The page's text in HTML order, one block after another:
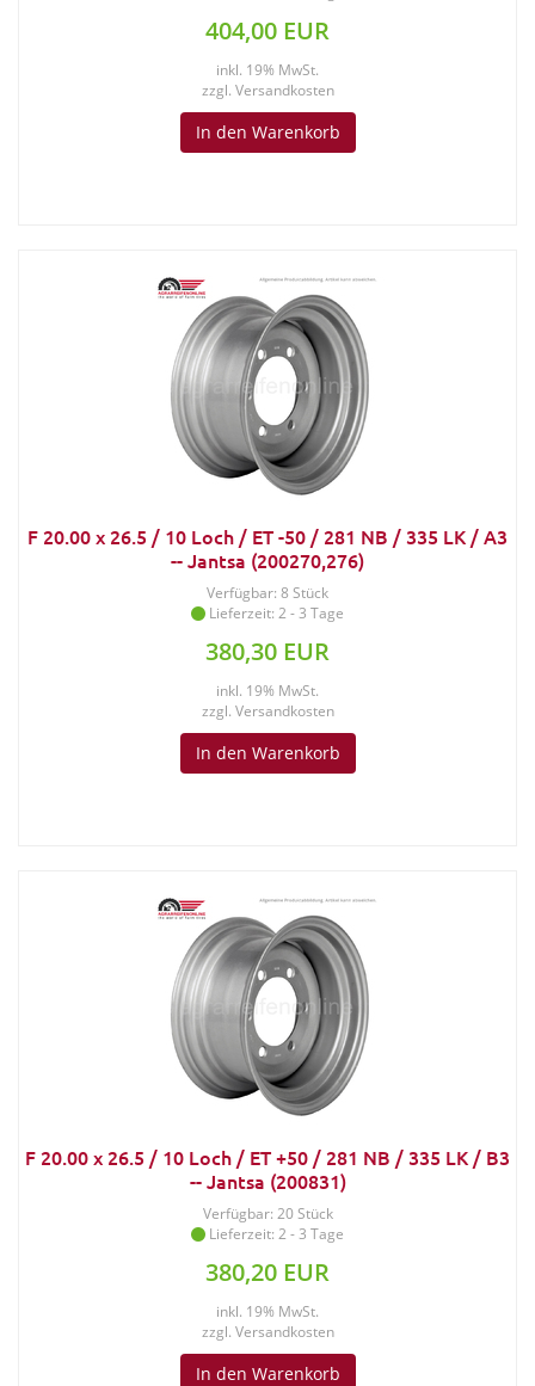
404,00 EUR
inkl. 19% MwSt.
zzgl. Versandkosten
In den Warenkorb
F 20.00 x 26.5 / 10 Loch / ET -50 / 281 NB / 335 LK / A3
-- Jantsa (200270,276)
Verfügbar: 8 Stück
Lieferzeit: 2 - 3 Tage
380,30 EUR
inkl. 19% MwSt.
zzgl. Versandkosten
In den Warenkorb
F 20.00 x 26.5 / 10 Loch / ET +50 / 281 NB / 335 LK / B3
-- Jantsa (200831)
Verfügbar: 20 Stück
Lieferzeit: 2 - 3 Tage
380,20 EUR
inkl. 19% MwSt.
zzgl. Versandkosten
In den Warenkorb